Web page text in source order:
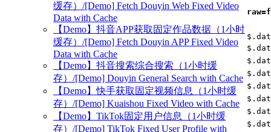
缓存）/[Demo] Fetch Douyin Web Fixed Video
Data with Cache
【Demo】抖音APP获取固定作品数据（1小时
缓存）/[Demo] Fetch Douyin APP Fixed Video
Data with Cache
【Demo】抖音搜索综合搜索（1小时缓
存）/[Demo] Douyin General Search with Cache
【Demo】快手获取固定视频信息（1小时缓
存）/[Demo] Kuaishou Fixed Video with Cache
【Demo】TikTok固定用户信息（1小时缓
存）/[Demo] TikTok Fixed User Profile with